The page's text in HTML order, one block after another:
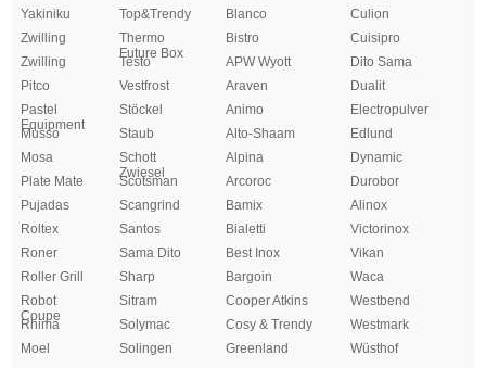
Yakiniku
Top&Trendy Blanco
Culion
Zwilling
Thermo
Future Box
Bistro
Cuisipro
Zwilling
Testo APW Wyott
Dito Sama
Pitco
Vestfrost Araven
Dualit
Pastel
Equipment
Stöckel Animo
Electropulver
Musso
Staub Alto-Shaam
Edlund
Mosa
Schott
Zwiesel
Alpina
Dynamic
Plate Mate
Scotsman Arcoroc
Durobor
Pujadas
Scangrind Bamix
Alinox
Roltex
Santos Bialetti
Victorinox
Roner
Sama Dito Best Inox
Vikan
Roller Grill
Sharp Bargoin
Waca
Robot
Coupe
Sitram Cooper Atkins
Westbend
Rhima
Solymac Cosy & Trendy
Westmark
Moel
Solingen Greenland Wüsthof